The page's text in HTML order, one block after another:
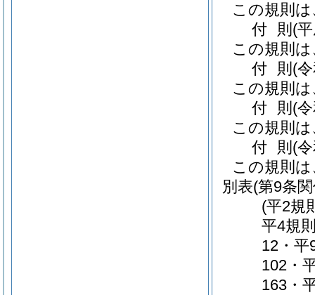
この規則
付 則 (
この規則
付 則 (
この規則
付 則 (
この規則
付 則 (
この規則
別表(第9条
(平2規
平4規
12・平
102・
163・